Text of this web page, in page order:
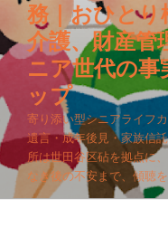
プ
務｜おひとり
介護、財産管
ニア世代の事
ップ
寄り添い型シニアライフ
遺言・成年後見・家族信
所は世田谷区砧を拠点に
なき後の不安まで、傾聴